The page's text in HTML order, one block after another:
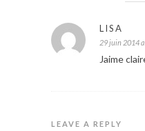
LISA
29 juin 2014
Jaime
LEAVE A REPLY